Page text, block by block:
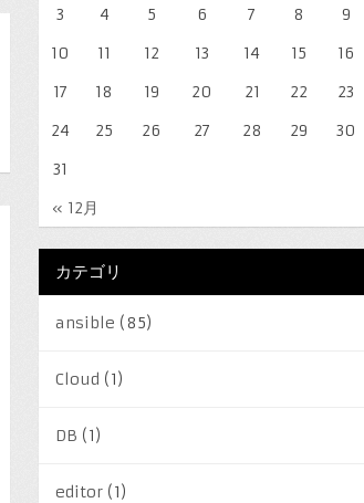
« 12月
3
4 5 6 7 8
9
10
11 12 13 14 15
16
17
18 19 20 21 22
23
24
25 26 27 28 29
30
31
カテゴリ
ansible (85)
Cloud (1)
DB (1)
editor (1)